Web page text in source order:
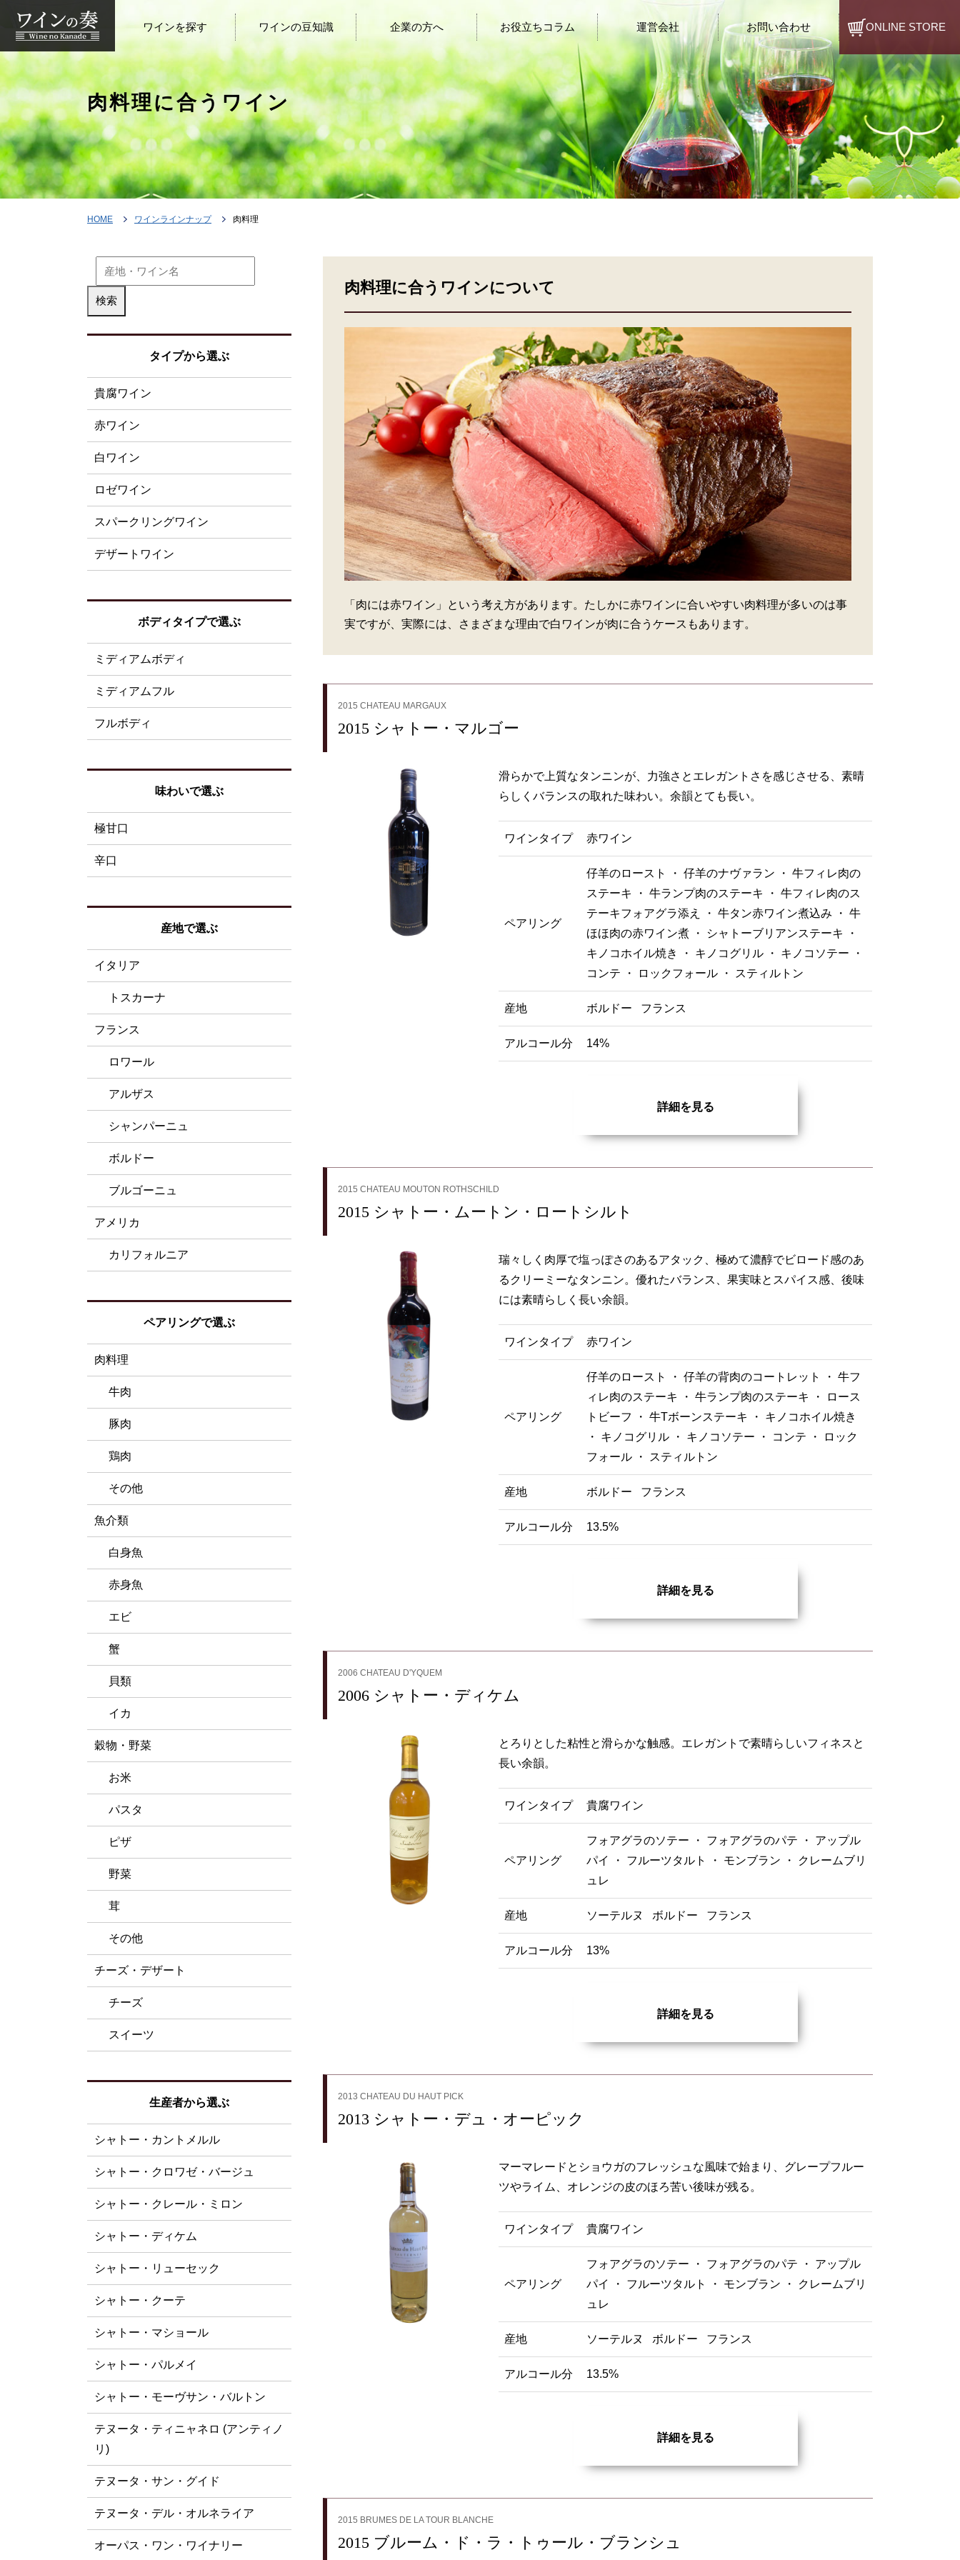
ワインを探す ワインの豆知識 企業の方へ お役立ちコラム 運営会社 お問い合わせ ONLINE STORE
肉料理に合うワイン
HOME ワインラインナップ 肉料理
肉料理に合うワインについて
「肉には赤ワイン」という考え方があります。たしかに赤ワインに合いやすい肉料理が多いのは事
実ですが、実際には、さまざまな理由で白ワインが肉に合うケースもあります。
2015 CHATEAU MARGAUX
2015 シャトー・マルゴー
滑らかで上質なタンニンが、力強さとエレガントさを感じさせる、素晴
らしくバランスの取れた味わい。余韻とても長い。
ワインタイプ 赤ワイン
ペアリング
仔羊のロースト ・ 仔羊のナヴァラン ・ 牛フィレ肉の
ステーキ ・ 牛ランプ肉のステーキ ・ 牛フィレ肉のス
テーキフォアグラ添え ・ 牛タン赤ワイン煮込み ・ 牛
ほほ肉の赤ワイン煮 ・ シャトーブリアンステーキ ・
キノコホイル焼き ・ キノコグリル ・ キノコソテー ・
コンテ ・ ロックフォール ・ スティルトン
産地 ボルドー フランス
アルコール分 14%
詳細を見る
2015 CHATEAU MOUTON ROTHSCHILD
2015 シャトー・ムートン・ロートシルト
瑞々しく肉厚で塩っぽさのあるアタック、極めて濃醇でビロード感のあ
るクリーミーなタンニン。優れたバランス、果実味とスパイス感、後味
には素晴らしく長い余韻。
ワインタイプ 赤ワイン
ペアリング
仔羊のロースト ・ 仔羊の背肉のコートレット ・ 牛フ
ィレ肉のステーキ ・ 牛ランプ肉のステーキ ・ ロース
トビーフ ・ 牛Tボーンステーキ ・ キノコホイル焼き
・ キノコグリル ・ キノコソテー ・ コンテ ・ ロック
フォール ・ スティルトン
産地 ボルドー フランス
アルコール分 13.5%
詳細を見る
2006 CHATEAU D'YQUEM
2006 シャトー・ディケム
とろりとした粘性と滑らかな触感。エレガントで素晴らしいフィネスと
長い余韻。
ワインタイプ 貴腐ワイン
ペアリング
フォアグラのソテー ・ フォアグラのパテ ・ アップル
パイ ・ フルーツタルト ・ モンブラン ・ クレームブリ
ュレ
産地 ソーテルヌ ボルドー フランス
アルコール分 13%
詳細を見る
2013 CHATEAU DU HAUT PICK
2013 シャトー・デュ・オーピック
マーマレードとショウガのフレッシュな風味で始まり、グレープフルー
ツやライム、オレンジの皮のほろ苦い後味が残る。
ワインタイプ 貴腐ワイン
ペアリング
フォアグラのソテー ・ フォアグラのパテ ・ アップル
パイ ・ フルーツタルト ・ モンブラン ・ クレームブリ
ュレ
産地 ソーテルヌ ボルドー フランス
アルコール分 13.5%
詳細を見る
2015 BRUMES DE LA TOUR BLANCHE
2015 ブルーム・ド・ラ・トゥール・ブランシュ
タイプから選ぶ
貴腐ワイン
赤ワイン
白ワイン
ロゼワイン
スパークリングワイン
デザートワイン
ボディタイプで選ぶ
ミディアムボディ
ミディアムフル
フルボディ
味わいで選ぶ
極甘口
辛口
産地で選ぶ
イタリア
トスカーナ
フランス
ロワール
アルザス
シャンパーニュ
ボルドー
ブルゴーニュ
アメリカ
カリフォルニア
ペアリングで選ぶ
肉料理
牛肉
豚肉
鶏肉
その他
魚介類
白身魚
赤身魚
エビ
蟹
貝類
イカ
穀物・野菜
お米
パスタ
ピザ
野菜
茸
その他
チーズ・デザート
チーズ
スイーツ
生産者から選ぶ
シャトー・カントメルル
シャトー・クロワゼ・バージュ
シャトー・クレール・ミロン
シャトー・ディケム
シャトー・リューセック
シャトー・クーテ
シャトー・マショール
シャトー・パルメイ
シャトー・モーヴサン・バルトン
テヌータ・ティニャネロ (アンティノ
リ)
テヌータ・サン・グイド
テヌータ・デル・オルネライア
オーパス・ワン・ワイナリー